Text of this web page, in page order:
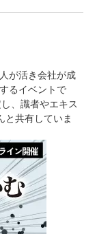
が活き会社が成
るイベントで
、識者やエキス
と共有していま